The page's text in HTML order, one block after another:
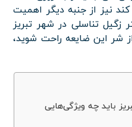
کند نیز از جنبه دیگر اهمیت
زگیل تناسلی در شهر تبریز
شر این ضایعه راحت شوید،
باید چه ویژگی‌هایی